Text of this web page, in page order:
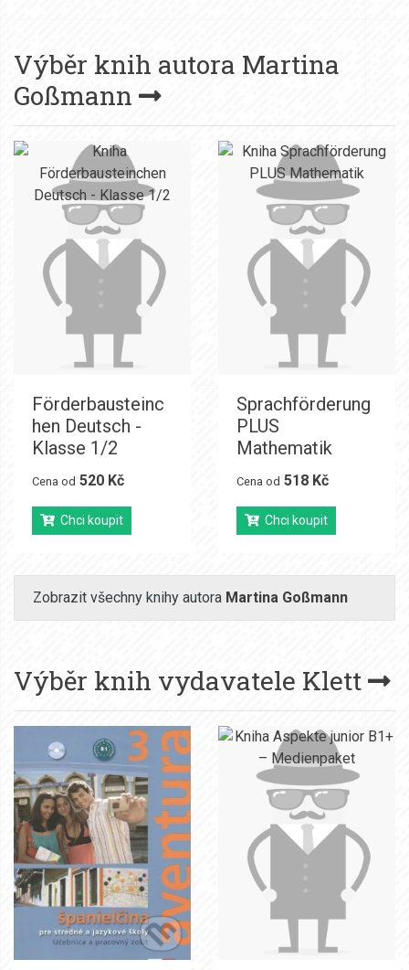
Výběr knih autora Martina
Goßmann
Förderbausteinc
hen Deutsch -
Klasse 1/2
Cena od 520 Kč
Chci koupit
Sprachförderung
PLUS
Mathematik
Cena od 518 Kč
Chci koupit
Zobrazit všechny knihy autora Martina Goßmann
Výběr knih vydavatele Klett